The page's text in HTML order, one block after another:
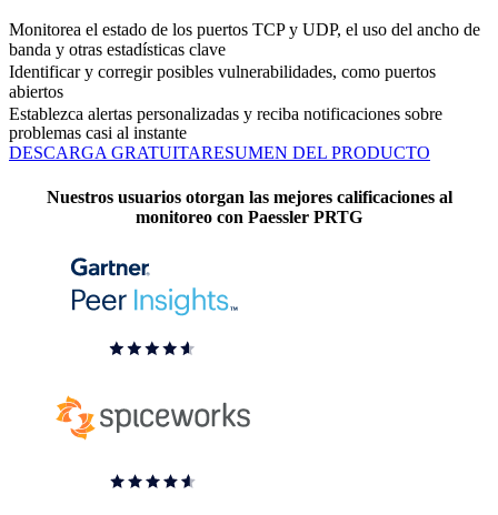
Monitorea el estado de los puertos TCP y UDP, el uso del ancho de
banda y otras estadísticas clave
Identificar y corregir posibles vulnerabilidades, como puertos
abiertos
Establezca alertas personalizadas y reciba notificaciones sobre
problemas casi al instante
DESCARGA GRATUITARESUMEN DEL PRODUCTO
Nuestros usuarios otorgan las mejores calificaciones al
monitoreo con Paessler PRTG